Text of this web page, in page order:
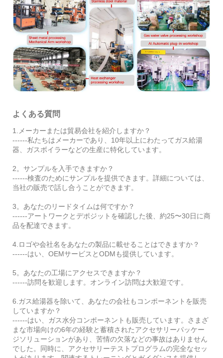
よくある質問
1.メーカーまたは貿易会社を紹介しますか？
------私たちはメーカーであり、10年以上にわたってガス給湯
器、ガスボイラーなどの生産に特化しています。
2。サンプルを入手できますか？
------検査のためにサンプルを提供できます。詳細については、
当社の販売で話し合うことができます。
3。あなたのリードタイムは何ですか？
------アートワークとデポジットを確認した後、約25〜30日に商
品を配達できます。
4.ロゴや会社名をあなたの製品に載せることはできますか？
------はい、OEMサービスとODMも提供しています。
5。あなたの工場にアクセスできますか？
------訪問を歓迎します。オンライン訪問は大歓迎です。
6.ガス給湯器を除いて、あなたの会社もコンポーネントを販売
していますか？
------はい、ガス水分コンポーネントも販売しています。さまざ
まな市場向けの6年の経験と蓄積されたアクセサリーパッケー
ジソリューションがあり、苦情の欠落などの事故はありません
でした。同時に、アクセサリーテストプログラムの完全なセッ